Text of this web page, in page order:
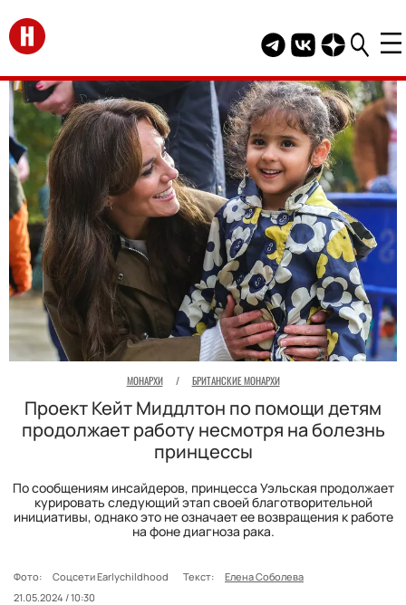
Перейти на главную
Telegram канал
Группа HELLO
Канал
МОНАРХИ / БРИТАНСКИЕ МОНАРХИ
Проект Кейт Миддлтон по помощи детям
продолжает работу несмотря на болезнь
принцессы
По сообщениям инсайдеров, принцесса Уэльская продолжает
курировать следующий этап своей благотворительной
инициативы, однако это не означает ее возвращения к работе
на фоне диагноза рака.
Фото: Соцсети Earlychildhood Текст:
Елена Соболева
21.05.2024 / 10:30